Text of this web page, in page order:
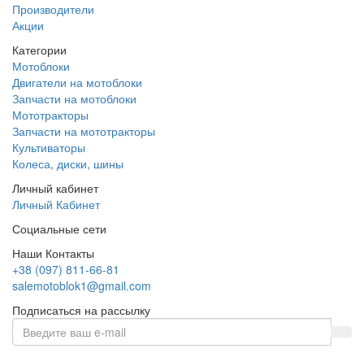
Производители
Акции
Категории
Мотоблоки
Двигатели на мотоблоки
Запчасти на мотоблоки
Мототракторы
Запчасти на мототракторы
Культиваторы
Колеса, диски, шины
Личный кабинет
Личный Кабинет
Социальные сети
Наши Контакты
+38 (097) 811-66-81
salemotoblok1@gmail.com
Подписаться на рассылку